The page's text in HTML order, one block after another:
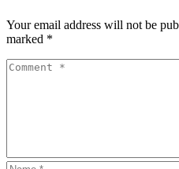
Your email address will not be
marked *